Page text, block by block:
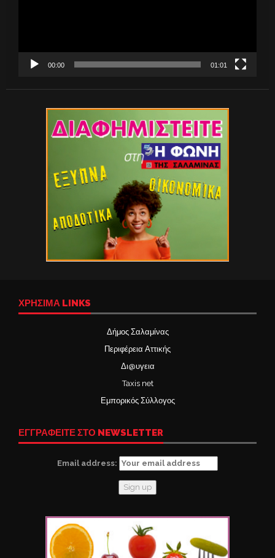
00:00 01:01
ΧΡΉΣΙΜΑ LINKS
Δήμος Σαλαμίνας
Περιφέρεια Αττικής
Δι@υγεια
Taxis net
Εμπορικός Σύλλογος
ΕΓΓΡΑΦΕΙΤΕ ΣΤΟ NEWSLETTER
Email address: